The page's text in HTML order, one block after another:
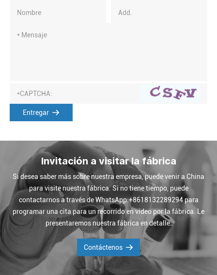
Entregar
Invitación a visitar la fábrica
Si desea saber más sobre nuestra empresa, puede venir a China
para visite nuestra fábrica. Si no tiene tiempo, puede
contactarnos a través de WhatsApp:+8618132289294 para
programar una cita para un recorrido en video por la fábrica. Le
presentaremos nuestra fábrica en detalle.
Contáctenos